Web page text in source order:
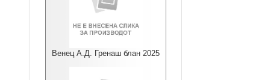
Венец А.Д. Гренаш блан 2025